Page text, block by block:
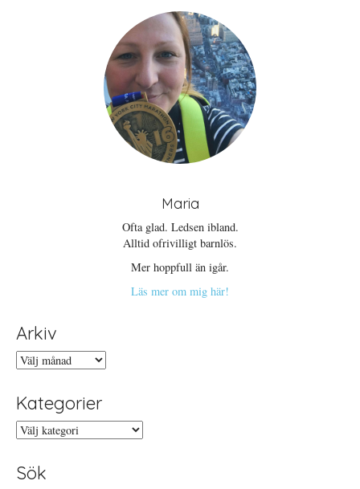
Maria
Ofta glad. Ledsen ibland.
Alltid ofrivilligt barnlös.
Mer hoppfull än igår.
Läs mer om mig här!
Arkiv
Arkiv
Kategorier
Kategorier
Sök